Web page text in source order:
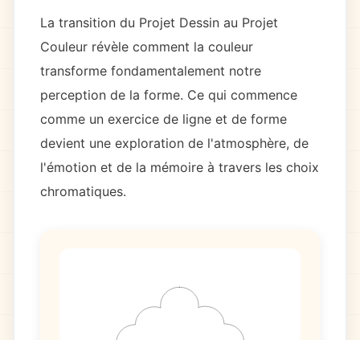
La transition du Projet Dessin au Projet
Couleur révèle comment la couleur
transforme fondamentalement notre
perception de la forme. Ce qui commence
comme un exercice de ligne et de forme
devient une exploration de l'atmosphère, de
l'émotion et de la mémoire à travers les choix
chromatiques.